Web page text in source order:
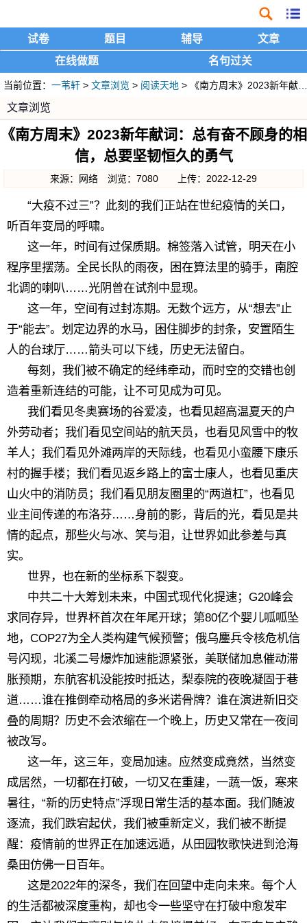
试卷 题目 辅导
文章
在线做题
名句过关
当前位置： 一苇轩 > 文章浏览 > 阅读天地 > 《南方周末》2023新年献词：总有奋不顾身的相信，总要坚韧恒久的勇气
文章浏览
《南方周末》2023新年献词：总有奋不顾身的相
信，总要坚韧恒久的勇气
来源：网络 浏览：7080 上传：2022-12-29
“大疫不过三”？此刻的我们正站在世纪疫情的关口，
听百年变局的呼啸。
这一年，时间有过保质期。棉签落入试管，明天在小
程序里摆荡。全民长队的雨夜，困在算法里的骑手，南腔
北调的喇叭……光阴曾在试剂中显现。
这一年，空间有过封冻期。无数个远方，从“想去”止
于“能去”。划定边界的水马，困住脚步的封条，安置陌生
人的台球厅……箭头可以下线，历史无法留白。
每刻，我们被不确定的经纬牵动，而时空的交错也创
造着重新连结的可能，让不可见成为可见。
我们看见冬奥赛场的谷爱凌，也看见超高温夏天的户
外劳动者；我们看见空间站的航天员，也看见风雪中的牧
羊人；我们看见外滩两岸的天际线，也看见小蛮腰下康乐
村的握手楼；我们看见返乡路上的富士康人，也看见重庆
山火中的消防员；我们看见朋友圈里的“两道杠”，也看见
业主间传递的布洛芬……身前的影，背后的光，看见是共
情的起点，那些火与冰、笑与泪，让世界如此参差与真
实。
世界，也在新的坐标系下裂变。
中共二十大筹划未来，中国式现代化提速；G20峰会
求同存异，世界杯首次在年尾开球；第80亿个婴儿呱呱坠
地，COP27为全人类构建气候预警；俄乌鏖兵令核危机信
号闪现，北溪二号爆炸加速能源紧张，美联储加息催动滞
胀预期，东航客机没能按时抵达，梨泰院的夜晚凝固于巷
道……谁在推倒牵动格局的多米诺骨牌？谁在演进新旧交
叠的周期？历史不会浓缩在一个晚上，历史又常在一夜间
被改写。
这一年，这三年，变局加速。应然变成竟然，当然变
成居然，一切都在打破，一切又在重建，一蔬一饭，寒来
暑往，“新的历史特点”浮现日常生活的基本面。我们随波
逐流，我们跌宕起伏，我们被重新定义，我们被不断提
醒：疫情前的世界正在加速远遁，从田园牧歌快进到沧海
桑田仿佛一日百年。
这是2022年的深冬，我们在回望中走向未来。每个人
的生活都被深度重构，却也令一些坚守在打破中愈发牢